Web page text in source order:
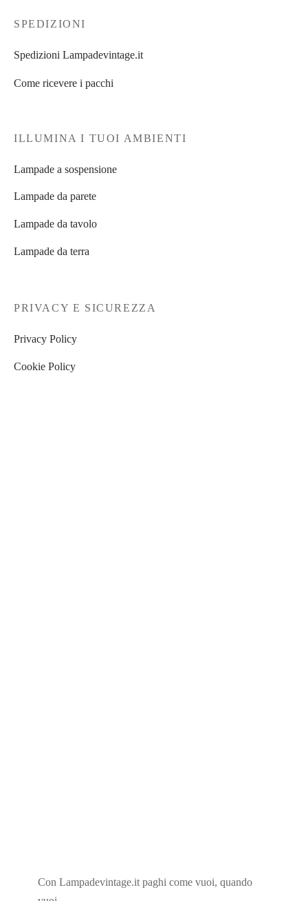
SPEDIZIONI
Spedizioni Lampadevintage.it
Come ricevere i pacchi
ILLUMINA I TUOI AMBIENTI
Lampade a sospensione
Lampade da parete
Lampade da tavolo
Lampade da terra
PRIVACY E SICUREZZA
Privacy Policy
Cookie Policy
Chiamaci allo 0774281534 lun-ven: 9-18
Con Lampadevintage.it paghi come vuoi, quando